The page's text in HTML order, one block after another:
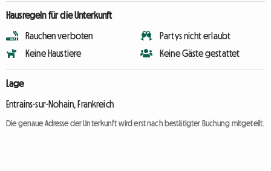
Hausregeln für die Unterkunft
Rauchen verboten
Keine Haustiere
Partys nicht erlaubt
Keine Gäste gestattet
Lage
Entrains-sur-Nohain, Frankreich
Die genaue Adresse der Unterkunft wird erst nach bestätigter Buchung mitgeteilt.